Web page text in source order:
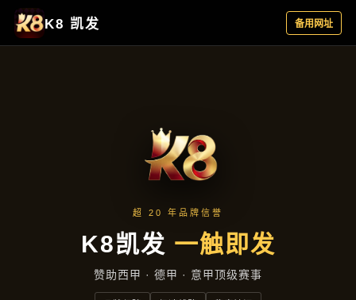
成功案例
首页 成功案例